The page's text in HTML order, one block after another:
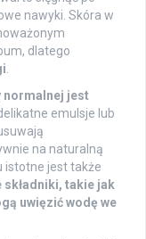
nawyki. Skóra w
dlatego
.
normalnej jest
emulsje lub
na naturalną
istotne jest także
składniki, takie jak
uwięzić wodę we